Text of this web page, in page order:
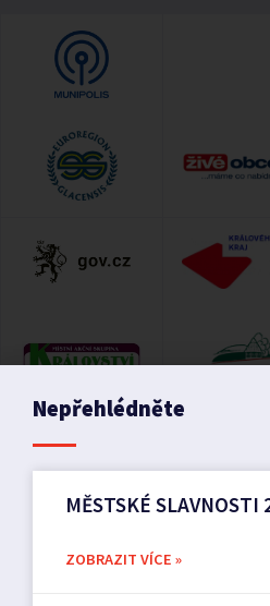
Město
Nepřehlédněte
MĚSTSKÉ SLAVNOSTI
ZOBRAZIT VÍCE »